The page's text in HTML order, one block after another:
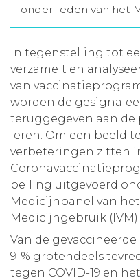
Toegang
onder leden van het
In tegenstelling tot
verzamelt en
van
worden de
teruggegeven aan de
leren. Om een beeld
verbeteringen zitten
peiling uitgevoerd
Medicijnpanel van
Medicijngebruik (IVM).
Van de
91% grotendeels
tegen COVID-19 en